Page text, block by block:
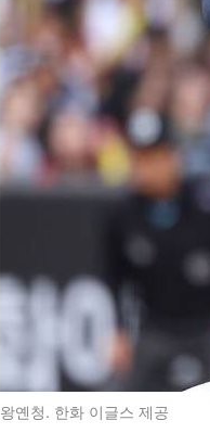
왕옌청. 한화 이글스 제공